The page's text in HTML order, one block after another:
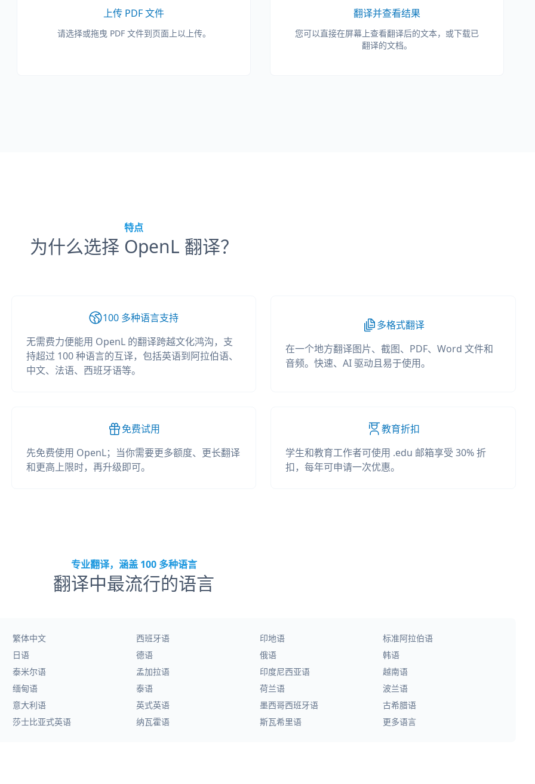
上传 PDF 文件
请选择或拖曳 PDF 文件到页面上以上传。
翻译并查看结果
您可以直接在屏幕上查看翻译后的文本，或下载已
翻译的文档。
特点
为什么选择 OpenL 翻译？
100 多种语言支持
无需费力便能用 OpenL 的翻译跨越文化鸿沟，支
持超过 100 种语言的互译，包括英语到阿拉伯语、
中文、法语、西班牙语等。
多格式翻译
在一个地方翻译图片、截图、PDF、Word 文件和
音频。快速、AI 驱动且易于使用。
免费试用
先免费使用 OpenL；当你需要更多额度、更长翻译
和更高上限时，再升级即可。
教育折扣
学生和教育工作者可使用 .edu 邮箱享受 30% 折
扣，每年可申请一次优惠。
专业翻译，涵盖 100 多种语言
翻译中最流行的语言
繁体中文 西班牙语 印地语
标准阿拉伯语
日语 德语 俄语
韩语
泰米尔语 孟加拉语 印度尼西亚语
越南语
缅甸语 泰语 荷兰语
波兰语
意大利语 英式英语 墨西哥西班牙语
古希腊语
莎士比亚式英语 纳瓦霍语 斯瓦希里语 更多语言